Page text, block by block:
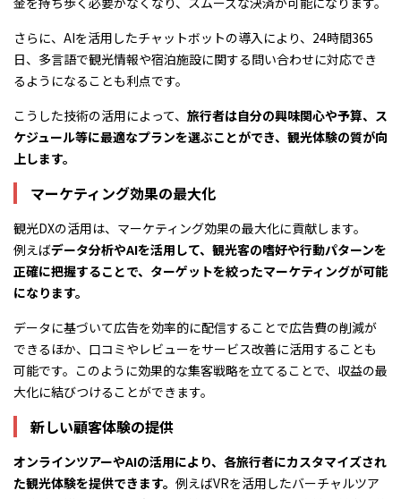
さらに、AIを活用したチャットボットの導入により、24時間365
日、多言語で観光情報や宿泊施設に関する問い合わせに対応でき
るようになることも利点です。
こうした技術の活用によって、 旅行者は自分の興味関心や予算、ス
ケジュール等に最適なプランを選ぶことができ、観光体験の質が向
上します。
マーケティング効果の最大化
観光DXの活用は、マーケティング効果の最大化に貢献します。
例えばデータ分析やAIを活用して、観光客の嗜好や行動パターンを
正確に把握することで、ターゲットを絞ったマーケティングが可能
になります。
データに基づいて広告を効率的に配信することで広告費の削減が
できるほか、口コミやレビューをサービス改善に活用することも
可能です。このように効果的な集客戦略を立てることで、収益の最
大化に結びつけることができます。
新しい顧客体験の提供
オンラインツアーやAIの活用により、各旅行者にカスタマイズされ
た観光体験を提供できます。 例えばVRを活用したバーチャルツア